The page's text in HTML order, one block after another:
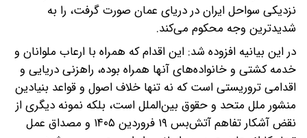
نزدیکی سواحل ایران در دریای عمان صورت گرفت، را به
شدیدترین وجه محکوم می‌کند.
در این بیانیه افزوده شد: این اقدام که همراه با ارعاب ملوانان و
خدمه کشتی و خانواده‌های آنها همراه بوده، راهزنی دریایی و
اقدامی تروریستی است که نه تنها خلاف اصول و قواعد بنیادین
منشور ملل متحد و حقوق بین‌الملل است، بلکه نمونه دیگری از
نقض آشکار تفاهم آتش‌بس ۱۹ فروردین ۱۴۰۵ و مصداق عمل